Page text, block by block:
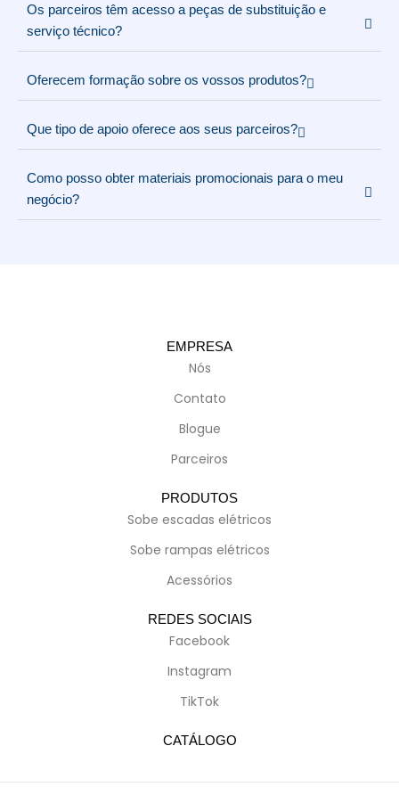
Os parceiros têm acesso a peças de substituição e
serviço técnico?
Oferecem formação sobre os vossos produtos?
Que tipo de apoio oferece aos seus parceiros?
Como posso obter materiais promocionais para o meu
negócio?
EMPRESA
Nós
Contato
Blogue
Parceiros
PRODUTOS
Sobe escadas elétricos
Sobe rampas elétricos
Acessórios
REDES SOCIAIS
Facebook
Instagram
TikTok
CATÁLOGO